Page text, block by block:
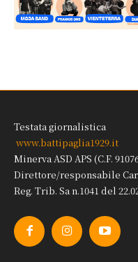
Testata giornalistica
www.battipaglia1929.it
Minerva ASD APS (C.F.
Direttore/responsabile
Reg. Trib. Sa n.1041 del